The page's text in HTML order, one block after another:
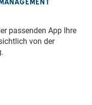
passenden App Ihre
von der